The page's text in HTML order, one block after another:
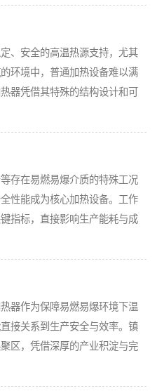
、安全的高温热源支持，尤其
环境中，普通加热设备难以满
器凭借其特殊的结构设计和可
存在易燃易爆介质的特殊工况
性能成为核心加热设备。工作
指标，直接影响生产能耗与成
器作为保障易燃易爆环境下温
接关系到生产安全与效率。镇
区，凭借深厚的产业积淀与完